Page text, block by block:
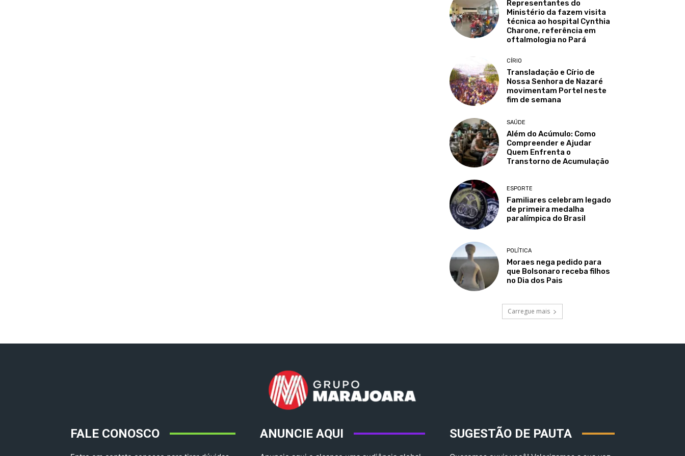
Representantes do
Ministério da fazem visita
técnica ao hospital Cynthia
Charone, referência em
oftalmologia no Pará
CÍRIO
Transladação e Círio de
Nossa Senhora de Nazaré
movimentam Portel neste
fim de semana
SAÚDE
Além do Acúmulo: Como
Compreender e Ajudar
Quem Enfrenta o
Transtorno de Acumulação
ESPORTE
Familiares celebram legado
de primeira medalha
paralímpica do Brasil
POLÍTICA
Moraes nega pedido para
que Bolsonaro receba filhos
no Dia dos Pais
Carregue mais
FALE CONOSCO ANUNCIE AQUI SUGESTÃO DE PAUTA